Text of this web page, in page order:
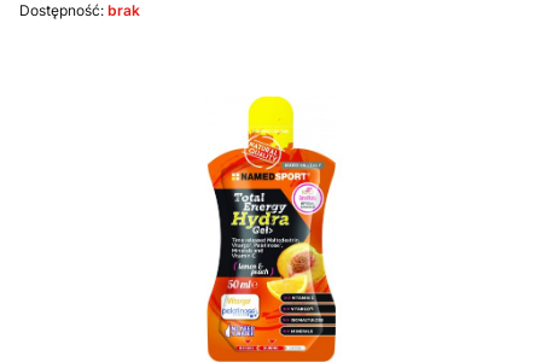
Dostępność: brak